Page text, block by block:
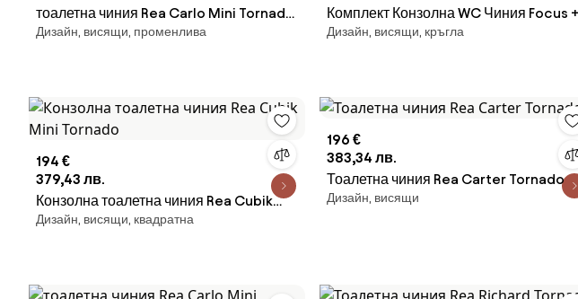
тоалетна чиния Rea Carlo Mini Tornado
NFQ GOLD EDGE
Дизайн, висящи, променлива
Комплект Конзолна WC Чиния Focus +
Умивалник за Плот Rea Focus Creme
Дизайн, висящи, кръгла
194 €
379,43 лв.
Конзолна тоалетна чиния Rea Cubik
Mini Tornado
Дизайн, висящи, квадратна
196 €
383,34 лв.
Тоалетна чиния Rea Carter Tornado
Дизайн, висящи